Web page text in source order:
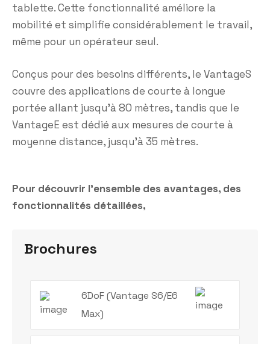
tablette. Cette fonctionnalité améliore la
mobilité et simplifie considérablement le travail,
même pour un opérateur seul.
Conçus pour des besoins différents, le VantageS
couvre des applications de courte à longue
portée allant jusqu’à 80 mètres, tandis que le
VantageE est dédié aux mesures de courte à
moyenne distance, jusqu’à 35 mètres.
Pour découvrir l’ensemble des avantages, des
fonctionnalités détaillées,
Brochures
6DoF (Vantage S6/E6
Max)